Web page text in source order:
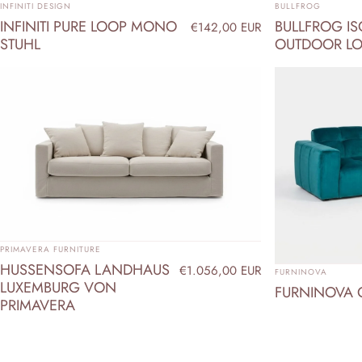
INFINITI DESIGN
INFINITI PURE LOOP MONO
STUHL
€142,00 EUR
BULLFROG
BULLFROG
OUTDOOR
ANBIETER:
PRIMAVERA FURNITURE
HUSSENSOFA LANDHAUS
LUXEMBURG VON
PRIMAVERA
€1.056,00 EUR ANBIETER:
FURNINOVA
FURNINOVA